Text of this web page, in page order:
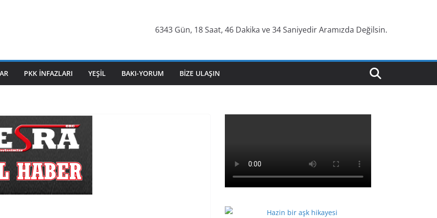
6343 Gün, 18 Saat, 46 Dakika ve 35 Saniyedir Aramızda Değilsin.
PKK İNFAZLARI YEŞIL BAKI-YORUM BIZE ULAŞIN